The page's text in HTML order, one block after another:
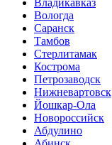
Вологда
Саранск
Тамбов
Стерлитамак
Кострома
Петрозаводск
Нижневартовск
Йошкар-Ола
Новороссийск
Абдулино